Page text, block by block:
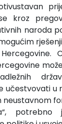
kroz
naroda
učestvovati u
neustavnom